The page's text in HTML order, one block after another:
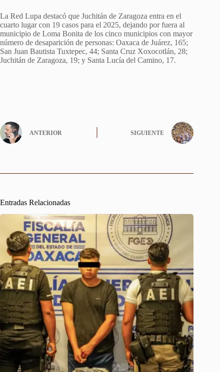
La Red Lupa destacó que Juchitán de Zaragoza entra en el
cuarto lugar con 19 casos para el 2025, dejando por fuera al
municipio de Loma Bonita de los cinco municipios con mayor
número de desaparición de personas: Oaxaca de Juárez, 165;
San Juan Bautista Tuxtepec, 44; Santa Cruz Xoxocotlán, 28;
Juchitán de Zaragoza, 19; y Santa Lucía del Camino, 17.
ANTERIOR SIGUIENTE
Entradas Relacionadas